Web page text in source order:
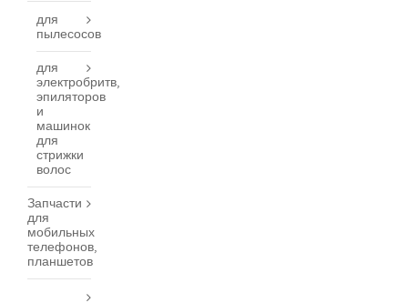
для
пылесосов
для
электробритв,
эпиляторов
и
машинок
для
стрижки
волос
Запчасти
для
мобильных
телефонов,
планшетов